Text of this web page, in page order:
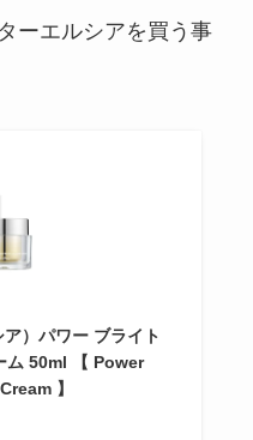
ーエルシアを買う事
）パワー ブライト
ム 50ml 【 Power
】